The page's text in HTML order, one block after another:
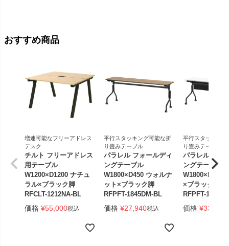
おすすめ商品
増連可能なフリーアドレス
デスク
チルト フリーアドレス
用テーブル
W1200×D1200 ナチュ
ラル×ブラック脚
RFCLT-1212NA-BL
価格 ¥55,000税込
平行スタッキング可能な折
り畳みテーブル
パラレル フォールディ
ングテーブル
W1800×D450 ウォルナ
ット×ブラック脚
RFPFT-1845DM-BL
価格 ¥27,940税込
平行スタッキン
り畳みテーブル
パラレル フォ
ングテーブル
W1800×D450
×ブラック脚
RFPFT-
価格 ¥33,440